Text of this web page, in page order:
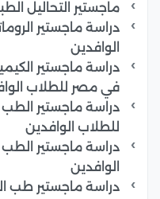
ماجستير التحاليل
دراسة ماجستير
الوافدين
دراسة ماجستير
في مصر للطلاب
دراسة ماجستير
للطلاب الوافدين
دراسة ماجستير
الوافدين
دراسة ماجستير طب